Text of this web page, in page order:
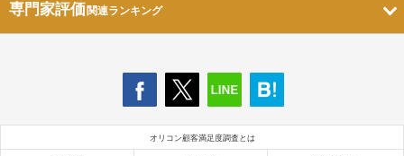
専門家評価関連ランキング
オリコン顧客満足度調査とは